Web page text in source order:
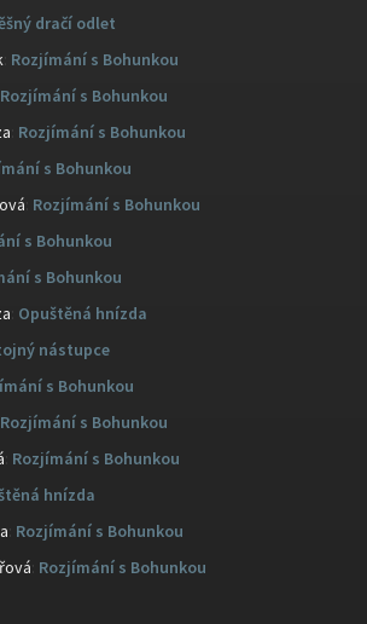
dračí odlet
Rozjímání s Bohunkou
Rozjímání s Bohunkou
Rozjímání s Bohunkou
s Bohunkou
Rozjímání s Bohunkou
s Bohunkou
s Bohunkou
Opuštěná hnízda
nástupce
s Bohunkou
Rozjímání s Bohunkou
Rozjímání s Bohunkou
hnízda
: Rozjímání s Bohunkou
: Rozjímání s Bohunkou